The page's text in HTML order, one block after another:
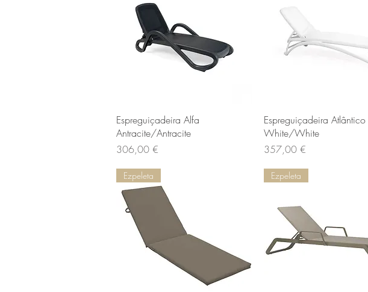
Vista rapida
Espreguiçadeira Alfa
Antracite/Antracite
Prezzo
306,00 €
Vista rapida
Espreguiçadeira Atlântico
White/White
Prezzo
357,00 €
Ezpeleta Ezpeleta